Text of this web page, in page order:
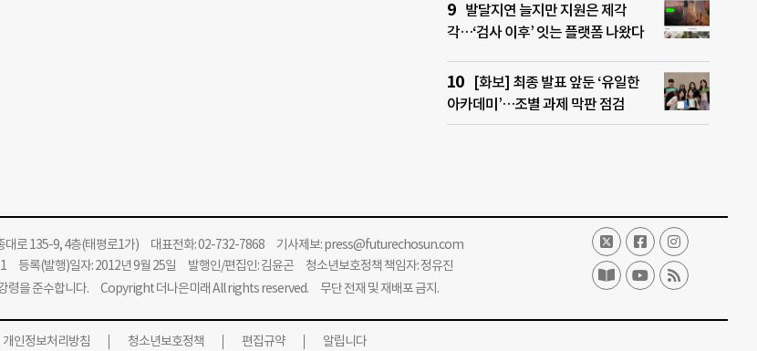
발달지연 늘지만 지원은 제각
각…‘검사 이후’ 잇는 플랫폼 나왔다
[화보] 최종 발표 앞둔 ‘유일한
아카데미’…조별 과제 막판 점검
로 135-9, 4층(태평로1가) 대표전화: 02-732-7868 기사제보:press@futurechosun.com
등록(발행)일자: 2012년 9월 25일 발행인/편집인: 김윤곤 청소년보호정책 책임자: 정유진
령을 준수합니다. Copyright 더나은미래 All rights reserved. 무단 전재 및 재배포 금지.
개인정보처리방침 청소년보호정책 편집규약 알립니다